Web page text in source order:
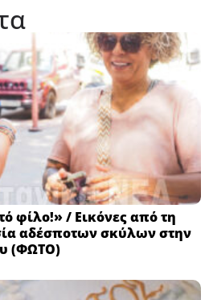
φίλο!» / Εικόνες από τη
αδέσποτων σκύλων στην
(ΦΩΤΟ)